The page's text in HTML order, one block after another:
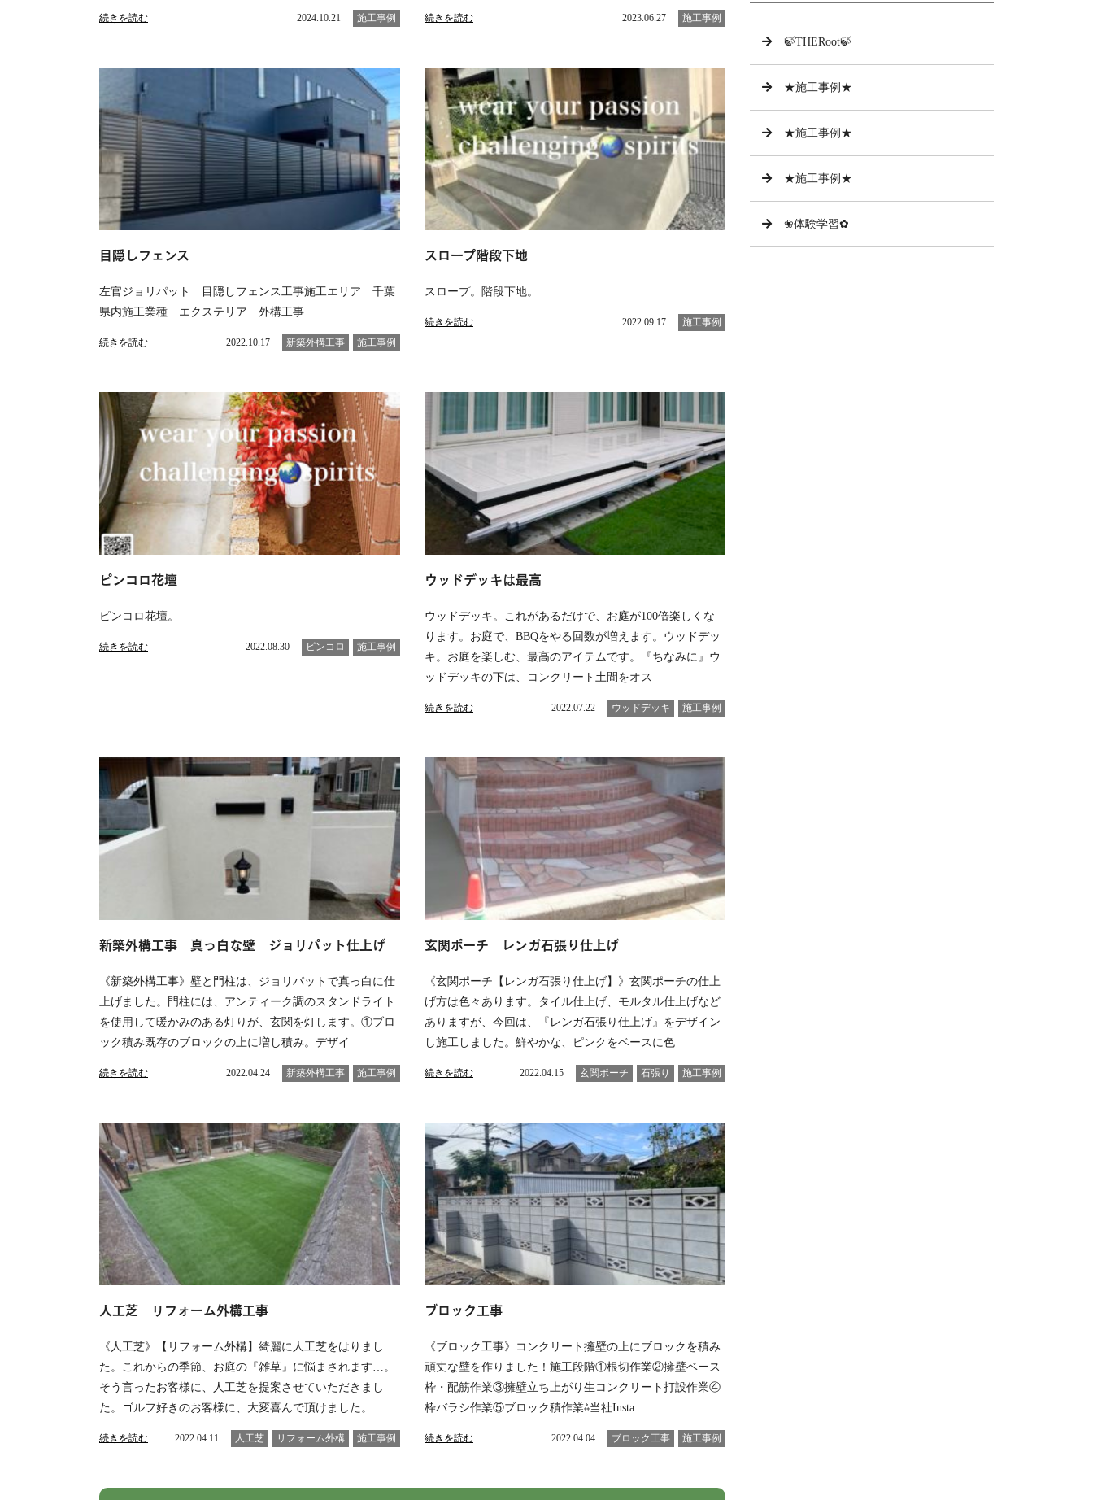
続きを読む 2024.10.21 施工事例 続きを読む 2023.06.27 施工事例
目隠しフェンス
左官ジョリパット 目隠しフェンス工事施工エリア 千葉
県内施工業種 エクステリア 外構工事
続きを読む 2022.10.17 新築外構工事 施工事例
スロープ階段下地
スロープ。階段下地。
続きを読む 2022.09.17 施工事例
ピンコロ花壇
ピンコロ花壇。
続きを読む 2022.08.30 ピンコロ 施工事例
ウッドデッキは最高
ウッドデッキ。これがあるだけで、お庭が100倍楽しくな
ります。お庭で、BBQをやる回数が増えます。ウッドデッ
キ。お庭を楽しむ、最高のアイテムです。『ちなみに』ウ
ッドデッキの下は、コンクリート土間をオス
続きを読む 2022.07.22 ウッドデッキ 施工事例
新築外構工事 真っ白な壁 ジョリパット仕上げ
《新築外構工事》壁と門柱は、ジョリパットで真っ白に仕
上げました。門柱には、アンティーク調のスタンドライト
を使用して暖かみのある灯りが、玄関を灯します。①ブロ
ック積み既存のブロックの上に増し積み。デザイ
続きを読む 2022.04.24 新築外構工事 施工事例
玄関ポーチ レンガ石張り仕上げ
《玄関ポーチ【レンガ石張り仕上げ】》玄関ポーチの仕上
げ方は色々あります。タイル仕上げ、モルタル仕上げなど
ありますが、今回は、『レンガ石張り仕上げ』をデザイン
し施工しました。鮮やかな、ピンクをベースに色
続きを読む 2022.04.15 玄関ポーチ 石張り 施工事例
人工芝 リフォーム外構工事
《人工芝》【リフォーム外構】綺麗に人工芝をはりまし
た。これからの季節、お庭の『雑草』に悩まされます…。
そう言ったお客様に、人工芝を提案させていただきまし
た。ゴルフ好きのお客様に、大変喜んで頂けました。
続きを読む 2022.04.11 人工芝 リフォーム外構 施工事例
ブロック工事
《ブロック工事》コンクリート擁壁の上にブロックを積み
頑丈な壁を作りました！施工段階①根切作業②擁壁ベース
枠・配筋作業③擁壁立ち上がり生コンクリート打設作業④
枠バラシ作業⑤ブロック積作業⁂当社Insta
続きを読む 2022.04.04 ブロック工事 施工事例
🍃THERoot🍃
★施工事例★
★施工事例★
★施工事例★
❀体験学習✿